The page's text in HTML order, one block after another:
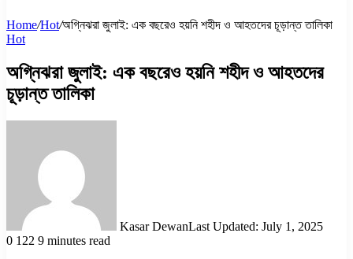
Home/Hot/অগ্নিঝরা জুলাই: এক বছরেও হয়নি শহীদ ও আহতদের চূড়ান্ত তালিকা
Hot
অগ্নিঝরা জুলাই: এক বছরেও হয়নি শহীদ ও আহতদের
চূড়ান্ত তালিকা
Kasar DewanLast Updated: July 1, 2025
0 122 9 minutes read